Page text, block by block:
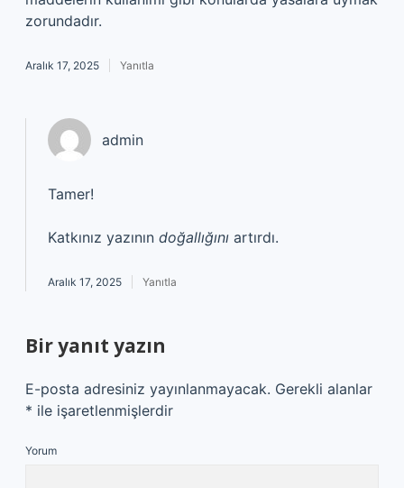
zorundadır.
Aralık 17, 2025 Yanıtla
admin
Tamer!
Katkınız yazının doğallığını artırdı.
Aralık 17, 2025 Yanıtla
Bir yanıt yazın
E-posta adresiniz yayınlanmayacak. Gerekli alanlar
* ile işaretlenmişlerdir
Yorum